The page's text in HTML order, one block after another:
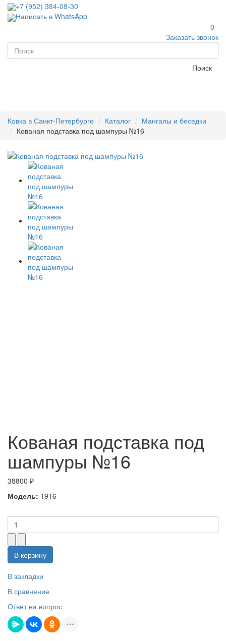
+7 (952) 384-08-30
Написать в WhatsApp
0
Заказать звонок
Поиск
Ковка в Санкт-Петербурге Каталог
Мангалы и беседки
Кованая подставка под шампуры №16
Кованая подставка под
шампуры №16
38800 ₽
Модель: 1916
В корзину
В закладки
В сравнение
Ответ на вопрос